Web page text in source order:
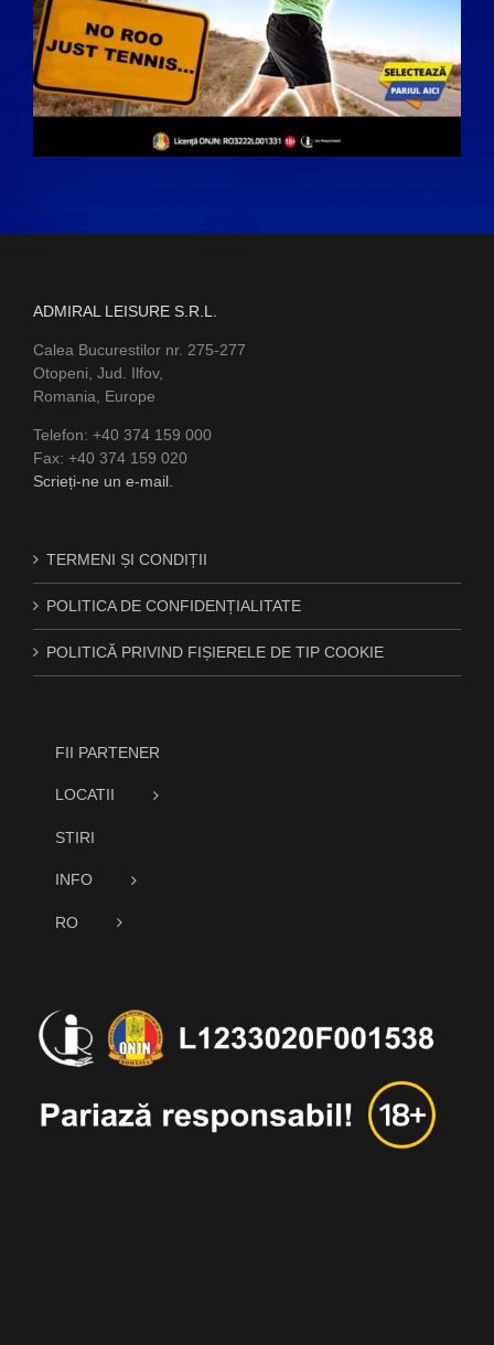
ADMIRAL LEISURE S.R.L.
Calea Bucurestilor nr. 275-277
Otopeni, Jud. Ilfov,
Romania, Europe
Telefon: +40 374 159 000
Fax: +40 374 159 020
Scrieți-ne un e-mail.
TERMENI ȘI CONDIȚII
POLITICA DE CONFIDENȚIALITATE
POLITICĂ PRIVIND FIȘIERELE DE TIP COOKIE
FII PARTENER
LOCATII
STIRI
INFO
RO